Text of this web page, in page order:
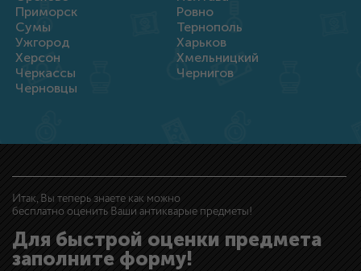
Приморск
Ровно
Сумы
Тернополь
Ужгород
Харьков
Херсон
Хмельницкий
Черкассы
Чернигов
Черновцы
Итак, Вы теперь знаете как можно
бесплатно оценить Ваши антикварые предметы!
Для быстрой оценки предмета
заполните форму!